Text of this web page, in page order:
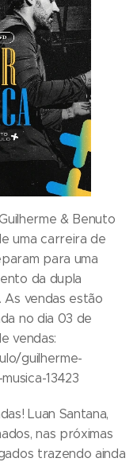
& Benuto
uma carreira de
para uma
da dupla
As vendas estão
no dia 03 de
vendas:
guilherme-
13423
Luan Santana,
nas próximas
trazendo ainda